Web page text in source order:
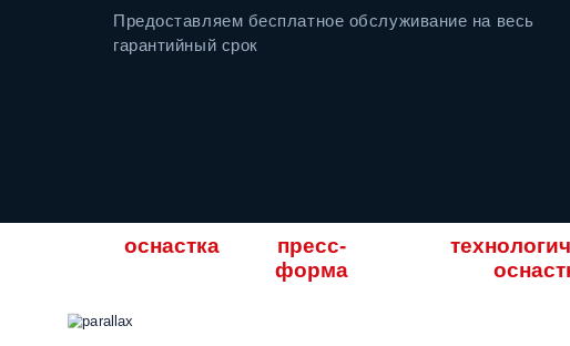
Предоставляем бесплатное обслуживание на весь
гарантийный срок
оснастка
пресс-
форма